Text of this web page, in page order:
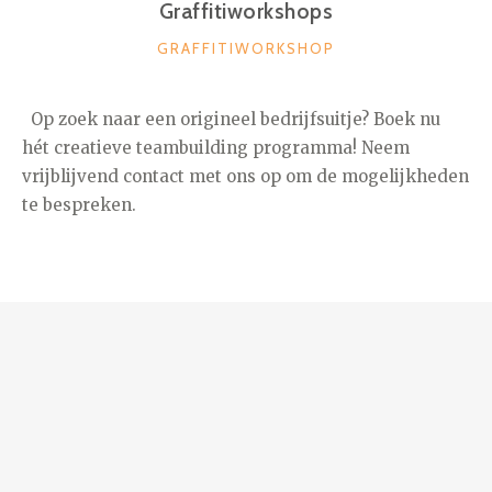
Graffitiworkshops
CATEGORIEËN
GRAFFITIWORKSHOP
Op zoek naar een origineel bedrijfsuitje? Boek nu
hét creatieve teambuilding programma! Neem
vrijblijvend contact met ons op om de mogelijkheden
te bespreken.